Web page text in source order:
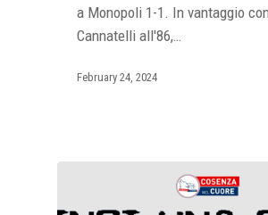
a Monopoli 1-1. In vantaggio con
Cannatelli all'86,…
February 24, 2024